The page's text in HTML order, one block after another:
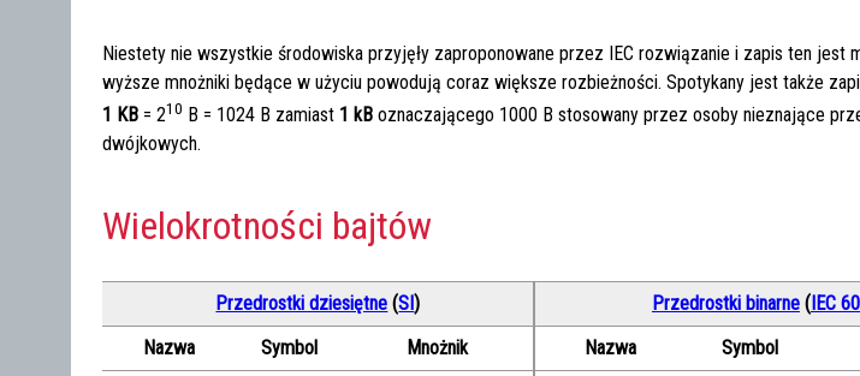
Niestety nie wszystkie środowiska przyjęły zaproponowane przez IEC rozwiązanie i zapis ten jest
wyższe mnożniki będące w użyciu powodują coraz większe rozbieżności. Spotykany jest także
1 KB = 210 B = 1024 B zamiast 1 kB oznaczającego 1000 B stosowany przez osoby nieznające
dwójkowych.
Wielokrotności bajtów
Przedrostki dziesiętne (SI ) Przedrostki binarne(IEC
Nazwa
Symbol Mnożnik Nazwa Symbol